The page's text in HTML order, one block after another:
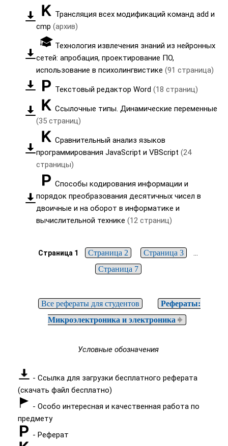
Трансляция всех модификаций команд add и
cmp (архив)
Технология извлечения знаний из нейронных
сетей: апробация, проектирование ПО,
использование в психолингвистике (91 страница)
Текстовый редактор Word (18 страниц)
Ссылочные типы. Динамические переменные
(35 страниц)
Сравнительный анализ языков
программирования JavaScript и VBScript (24
страницы)
Способы кодирования информации и
порядок преобразования десятичных чисел в
двоичные и на оборот в информатике и
вычислительной технике (12 страниц)
Страница 1 Страница 2 Страница 3 ...
Страница 7
Все рефераты для студентов
Рефераты:
Микроэлектроника и электроника
Условные обозначения
- Ссылка для загрузки бесплатного реферата
(скачать файл бесплатно)
- Особо интересная и качественная работа по
предмету
- Реферат